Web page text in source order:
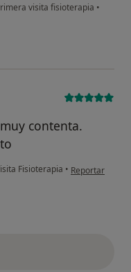
visita fisioterapia •
contenta.
Fisioterapia • en opinión del
Reportar
anteriores